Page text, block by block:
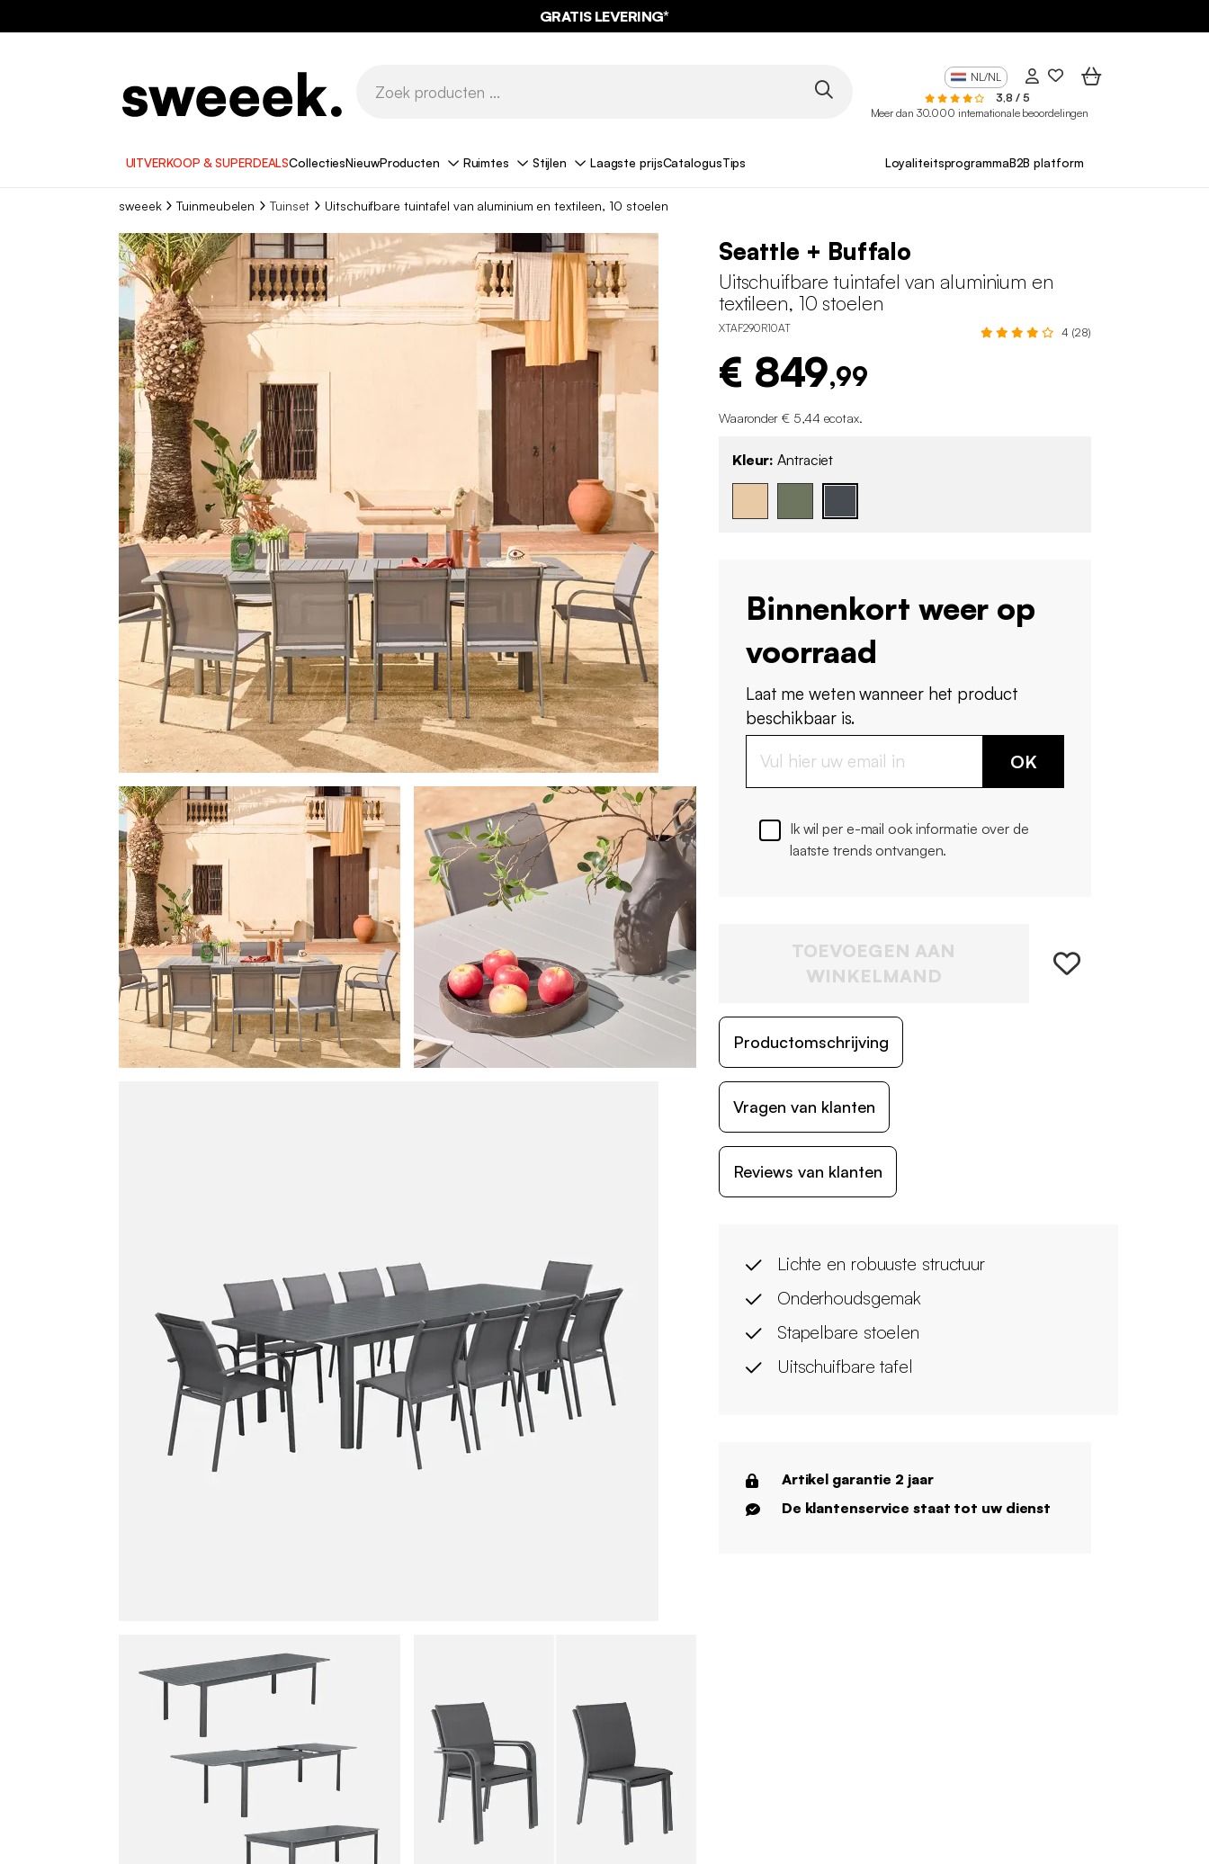
GRATIS LEVERING*
NL/NL
3,8 / 5
Meer dan 30.000 internationale beoordelingen
UITVERKOOP & SUPERDEALSCollectiesNieuwProducten Ruimtes Stijlen Laagste prijsCatalogusTips LoyaliteitsprogrammaB2B platform
sweeek Tuinmeubelen Tuinset Uitschuifbare tuintafel van aluminium en textileen, 10 stoelen
Seattle + Buffalo
Uitschuifbare tuintafel van aluminium en
textileen, 10 stoelen
XTAF290R10AT 4 (28)
€ 849,99
Waaronder € 5,44 ecotax.
Kleur: Antraciet
Binnenkort weer op
voorraad
Laat me weten wanneer het product
beschikbaar is.
OK
Ik wil per e-mail ook informatie over de
laatste trends ontvangen.
TOEVOEGEN AAN
WINKELMAND
Productomschrijving
Vragen van klanten
Reviews van klanten
Lichte en robuuste structuur
Onderhoudsgemak
Stapelbare stoelen
Uitschuifbare tafel
Artikel garantie 2 jaar
De klantenservice staat tot uw dienst